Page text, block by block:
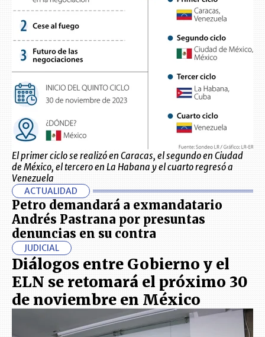
El primer ciclo se realizó en Caracas, el segundo en Ciudad
de México, el tercero en La Habana y el cuarto regresó a
Venezuela
ACTUALIDAD
Petro demandará a exmandatario
Andrés Pastrana por presuntas
denuncias en su contra
JUDICIAL
Diálogos entre Gobierno y el
ELN se retomará el próximo 30
de noviembre en México